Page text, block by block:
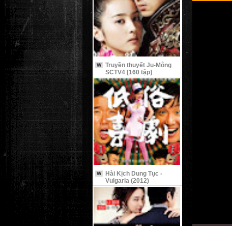
W
Truyền thuyết Ju-Mông
SCTV4 [160 tập]
W
Hài Kịch Dung Tục -
Vulgaria (2012)